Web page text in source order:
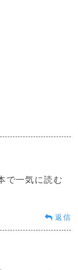
で一気に読む
返信